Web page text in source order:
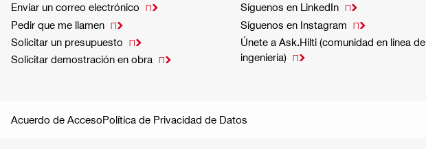
Enviar un correo electrónico 
Pedir que me llamen 
Solicitar un presupuesto 
Solicitar demostración en obra 
Síguenos en LinkedIn 
Síguenos en Instagram 
Únete a Ask.Hilti (comunidad en línea de
ingeniería) 
Acuerdo de AccesoPolítica de Privacidad de Datos